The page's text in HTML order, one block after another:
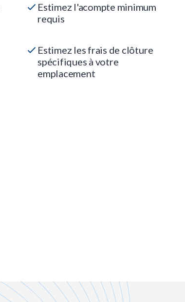
Estimez l'acompte minimum
requis
Estimez les frais de clôture
spécifiques à votre
emplacement